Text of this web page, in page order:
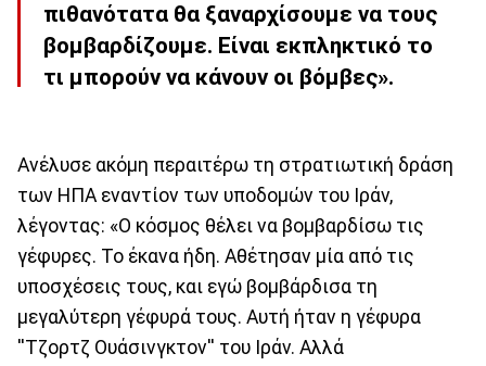
πιθανότατα θα ξαναρχίσουμε να τους
βομβαρδίζουμε. Είναι εκπληκτικό το
τι μπορούν να κάνουν οι βόμβες».
Ανέλυσε ακόμη περαιτέρω τη στρατιωτική δράση
των ΗΠΑ εναντίον των υποδομών του Ιράν,
λέγοντας: «Ο κόσμος θέλει να βομβαρδίσω τις
γέφυρες. Το έκανα ήδη. Αθέτησαν μία από τις
υποσχέσεις τους, και εγώ βομβάρδισα τη
μεγαλύτερη γέφυρά τους. Αυτή ήταν η γέφυρα
''Τζορτζ Ουάσινγκτον'' του Ιράν. Αλλά